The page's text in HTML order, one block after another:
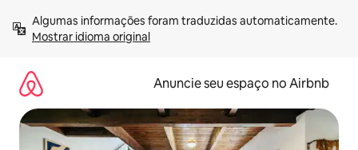
para
Mostrar idioma original
Anuncie seu espaço no Airbnb